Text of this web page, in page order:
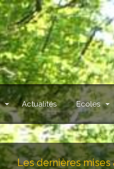
Actualités Ecoles
.
Les dernières mises